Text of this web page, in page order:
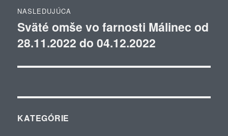
NASLEDUJÚCA
Ďalší
článok:
Sväté omše vo farnosti Málinec od
28.11.2022 do 04.12.2022
KATEGÓRIE